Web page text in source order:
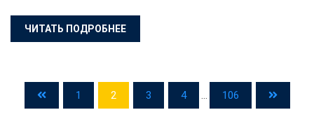
ЧИТАТЬ ПОДРОБНЕЕ
1 2 3 4 106